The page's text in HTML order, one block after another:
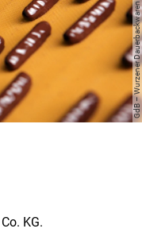
GdB – Wurzener Dauerbackwaren
KG.